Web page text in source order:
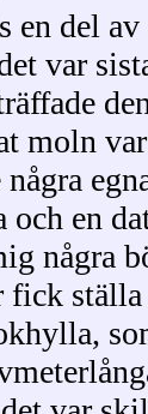
en del av
var
moln
en
några
fick